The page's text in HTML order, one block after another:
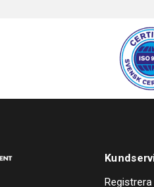
Registrera